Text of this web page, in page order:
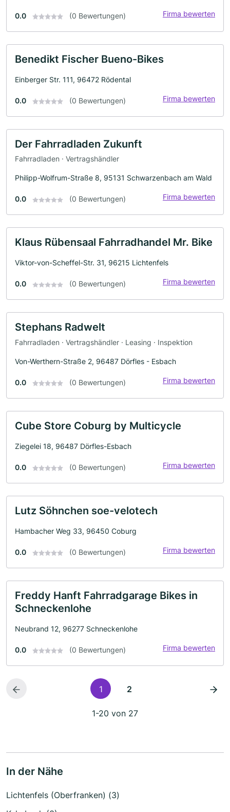
0.0 (0 Bewertungen) Firma bewerten
Benedikt Fischer Bueno-Bikes
Einberger Str. 111, 96472 Rödental
0.0 (0 Bewertungen) Firma bewerten
Der Fahrradladen Zukunft
Fahrradladen · Vertragshändler
Philipp-Wolfrum-Straße 8, 95131 Schwarzenbach am Wald
0.0 (0 Bewertungen) Firma bewerten
Klaus Rübensaal Fahrradhandel Mr. Bike
Viktor-von-Scheffel-Str. 31, 96215 Lichtenfels
0.0 (0 Bewertungen) Firma bewerten
Stephans Radwelt
Fahrradladen · Vertragshändler · Leasing · Inspektion
Von-Werthern-Straße 2, 96487 Dörfles - Esbach
0.0 (0 Bewertungen) Firma bewerten
Cube Store Coburg by Multicycle
Ziegelei 18, 96487 Dörfles-Esbach
0.0 (0 Bewertungen) Firma bewerten
Lutz Söhnchen soe-velotech
Hambacher Weg 33, 96450 Coburg
0.0 (0 Bewertungen) Firma bewerten
Freddy Hanft Fahrradgarage Bikes in
Schneckenlohe
Neubrand 12, 96277 Schneckenlohe
0.0 (0 Bewertungen) Firma bewerten
1 2
1-20 von 27
In der Nähe
Lichtenfels (Oberfranken) (3)